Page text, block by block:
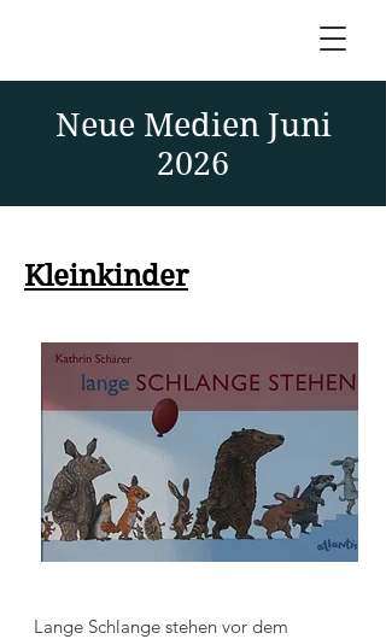
Neue Medien Juni
2026
Kleinkinder
Lange Schlange stehen vor dem